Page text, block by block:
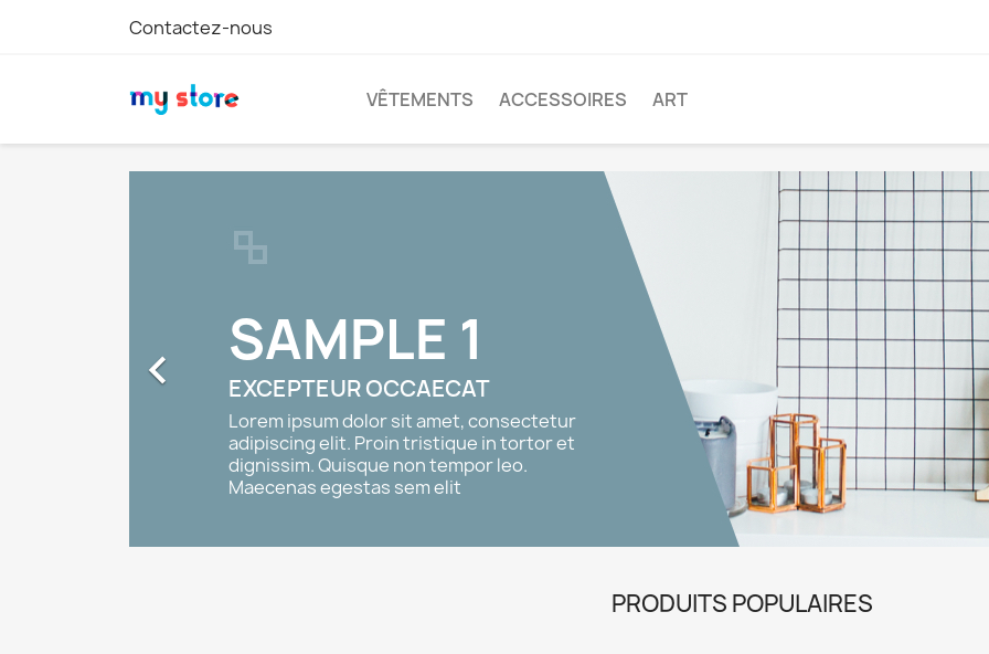
Contactez-nous
VÊTEMENTS ACCESSOIRES ART
SAMPLE 1
EXCEPTEUR OCCAECAT
Lorem ipsum dolor sit amet, consectetur
adipiscing elit. Proin tristique in tortor et
dignissim. Quisque non tempor leo.
Maecenas egestas sem elit

PRODUITS POPULAIRES